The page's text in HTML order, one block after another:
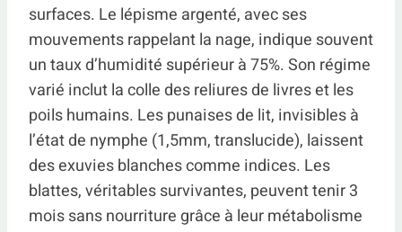
surfaces. Le lépisme argenté, avec ses
mouvements rappelant la nage, indique souvent
un taux d’humidité supérieur à 75%. Son régime
varié inclut la colle des reliures de livres et les
poils humains. Les punaises de lit, invisibles à
l’état de nymphe (1,5mm, translucide), laissent
des exuvies blanches comme indices. Les
blattes, véritables survivantes, peuvent tenir 3
mois sans nourriture grâce à leur métabolisme